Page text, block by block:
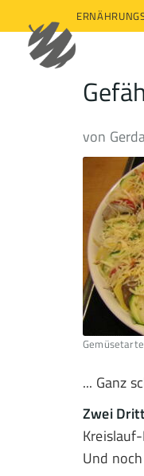
von
Gemüsetarte
... Ganz
Zwei
Und